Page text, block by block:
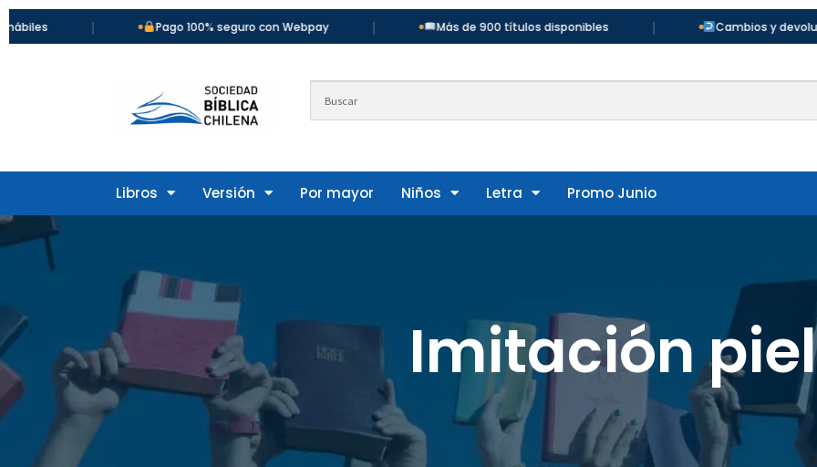
Pago 100% seguro con Webpay | Más de 900 títulos disponibles | Cambios y devoluciones en 30
Libros Versión Por mayor Niños Letra Promo Junio
Imitación piel